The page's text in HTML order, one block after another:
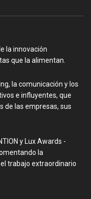
la innovación
que la alimentan.
la comunicación y los
e influyentes, que
de las empresas, sus
y Lux Awards -
la
trabajo extraordinario